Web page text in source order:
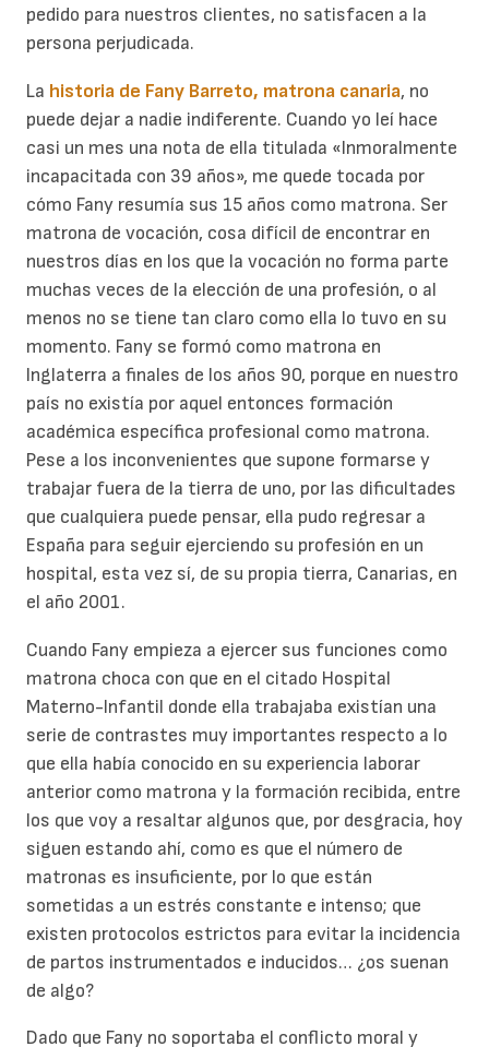
pedido para nuestros clientes, no satisfacen a la
persona perjudicada.
La historia de Fany Barreto, matrona canaria, no
puede dejar a nadie indiferente. Cuando yo leí hace
casi un mes una nota de ella titulada «Inmoralmente
incapacitada con 39 años», me quede tocada por
cómo Fany resumía sus 15 años como matrona. Ser
matrona de vocación, cosa difícil de encontrar en
nuestros días en los que la vocación no forma parte
muchas veces de la elección de una profesión, o al
menos no se tiene tan claro como ella lo tuvo en su
momento. Fany se formó como matrona en
Inglaterra a finales de los años 90, porque en nuestro
país no existía por aquel entonces formación
académica específica profesional como matrona.
Pese a los inconvenientes que supone formarse y
trabajar fuera de la tierra de uno, por las dificultades
que cualquiera puede pensar, ella pudo regresar a
España para seguir ejerciendo su profesión en un
hospital, esta vez sí, de su propia tierra, Canarias, en
el año 2001.
Cuando Fany empieza a ejercer sus funciones como
matrona choca con que en el citado Hospital
Materno-Infantil donde ella trabajaba existían una
serie de contrastes muy importantes respecto a lo
que ella había conocido en su experiencia laborar
anterior como matrona y la formación recibida, entre
los que voy a resaltar algunos que, por desgracia, hoy
siguen estando ahí, como es que el número de
matronas es insuficiente, por lo que están
sometidas a un estrés constante e intenso; que
existen protocolos estrictos para evitar la incidencia
de partos instrumentados e inducidos… ¿os suenan
de algo?
Dado que Fany no soportaba el conflicto moral y